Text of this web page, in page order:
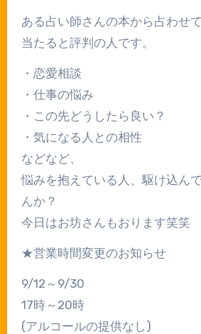
ある占い師さんの本から占わせ
当たると評判の人です。
・恋愛相談
・仕事の悩み
・この先どうしたら良い？
・気になる人との相性
などなど、
悩みを抱えている人、駆け込ん
んか？
今日はお坊さんもおります笑笑
★営業時間変更のお知らせ
9/12～9/30
17時～20時
(アルコールの提供なし)